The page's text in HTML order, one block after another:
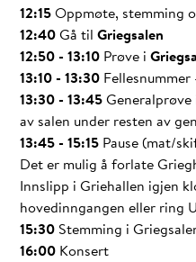
12:15Oppmøte, stemming
12:40Gå tilGriegsalen
12:50 - 13:10 Prøve i
13:10 - 13:30
13:30 - 13:45
av salen under resten av
13:45 - 15:15 Pause (mat/
Det er mulig å forlate
Innslipp i Griehallen igjen
hovedinngangen eller ring
15:30 Stemming i
16:00 Konsert